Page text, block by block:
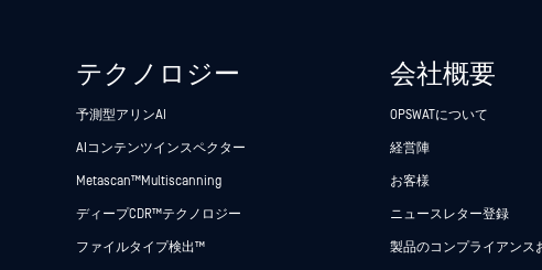
テクノロジー
予測型アリンAI
AIコンテンツインスペクター
Metascan™ Multiscanning
ディープCDR™テクノロジー
ファイルタイプ検出™
会社概要
OPSWATについて
経営陣
お客様
ニュースレター登録
製品のコンプライアンス